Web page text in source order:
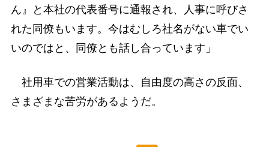
ん』と本社の代表番号に通報され、人事に呼びさ
れた同僚もいます。今はむしろ社名がない車でい
いのではと、同僚とも話し合っています」
社用車での営業活動は、自由度の高さの反面、
さまざまな苦労があるようだ。